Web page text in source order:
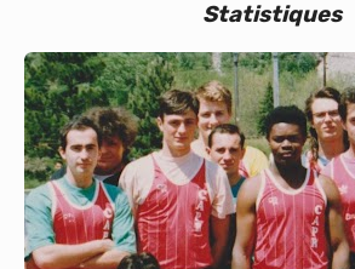
Statistiques